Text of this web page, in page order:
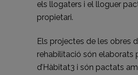
els llogaters i el lloguer
propietari.
Els projectes de les obres
rehabilitació són elaborats
d’Hàbitat3 i són pactats